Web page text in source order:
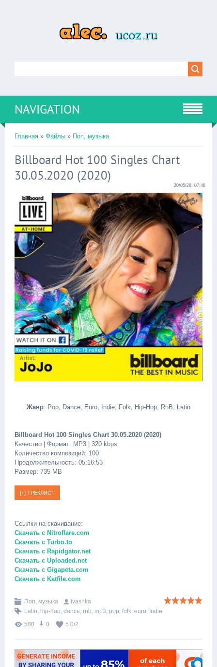
NAVIGATION
Главная » Файлы » Поп, музыка
Billboard Hot 100 Singles Chart
30.05.2020 (2020)
20/05/28, 07:48
Жанр: Pop, Dance, Euro, Indie, Folk, Hip-Hop, RnB, Latin
Billboard Hot 100 Singles Chart 30.05.2020 (2020)
Качество | Формат: MP3 | 320 kbps
Количество композиций: 100
Продолжительность: 05:16:53
Размер: 735 MB
Ссылки на скачивание:
Скачать с Nitroflare.com
Скачать с Turbo.to
Скачать с Rapidgator.net
Скачать с Uploaded.net
Скачать с Gigapeta.com
Скачать с Katfile.com
Поп, музыка
ivashka
Latin, hip-hop, dance, rnb, mp3, pop, folk, euro, Indie
580
0 5.0/2